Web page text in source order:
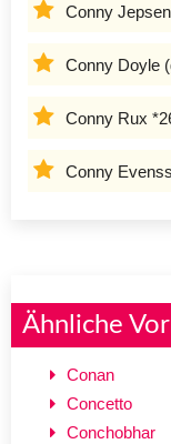
Conny
Conny Doyle
Conny Rux
Conny
Ähnliche
Conan
Concetto
Conchobhar